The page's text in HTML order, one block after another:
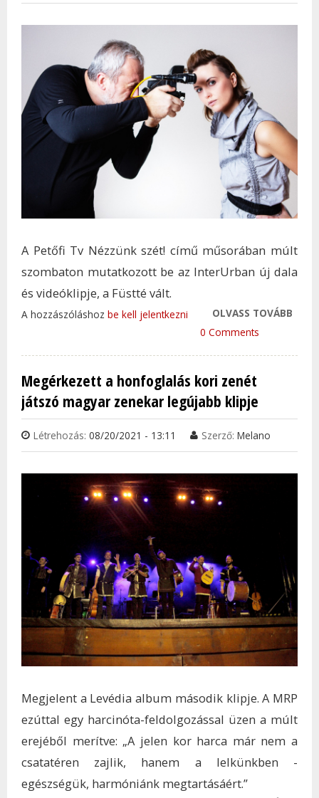
A Petőfi Tv Nézzünk szét! című műsorában múlt
szombaton mutatkozott be az InterUrban új dala
és videóklipje, a Füstté vált.
OLVASS TOVÁBB
A hozzászóláshoz be kell jelentkezni
0 Comments
Megérkezett a honfoglalás kori zenét
játszó magyar zenekar legújabb klipje
Létrehozás: 08/20/2021 - 13:11 Szerző: Melano
Megjelent a Levédia album második klipje. A MRP
ezúttal egy harcinóta-feldolgozással üzen a múlt
erejéből merítve: „A jelen kor harca már nem a
csatatéren zajlik, hanem a lelkünkben -
egészségük, harmóniánk megtartásáért.”